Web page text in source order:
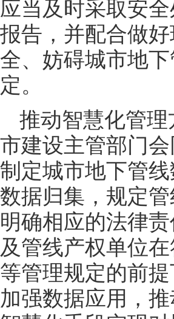
应当及时采取安
报告，并配合做
全、妨碍城市地
定。
推动智慧化管
市建设主管部门
制定城市地下管
数据归集，规定
明确相应的法律
及管线产权单位
等管理规定的前
加强数据应用，